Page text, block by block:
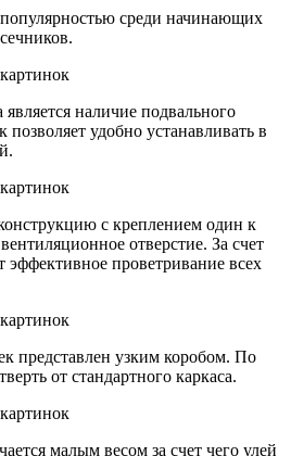
среди начинающих
наличие подвального
удобно устанавливать в
с креплением один к
отверстие. За счет
эффективное проветривание всех
представлен узким коробом. По
от стандартного каркаса.
малым весом за счет чего улей